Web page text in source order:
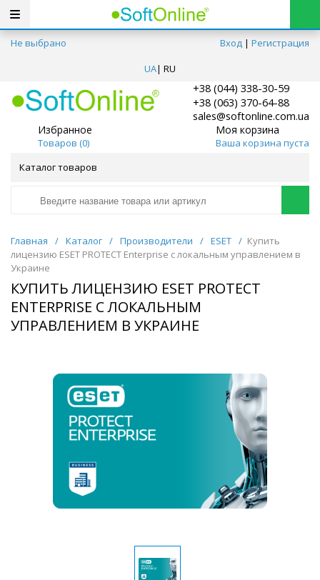
Не выбрано Вход | Регистрация
UA| RU
+38 (044) 338-30-59
+38 (063) 370-64-88
sales@softonline.com.ua
Избранное
Товаров (0)
Моя корзина
Ваша корзина пуста
Каталог товаров
Главная / Каталог / Производители / ESET / Купить
лицензию ESET PROTECT Enterprise с локальным управлением в
Украине
КУПИТЬ ЛИЦЕНЗИЮ ESET PROTECT
ENTERPRISE С ЛОКАЛЬНЫМ
УПРАВЛЕНИЕМ В УКРАИНЕ